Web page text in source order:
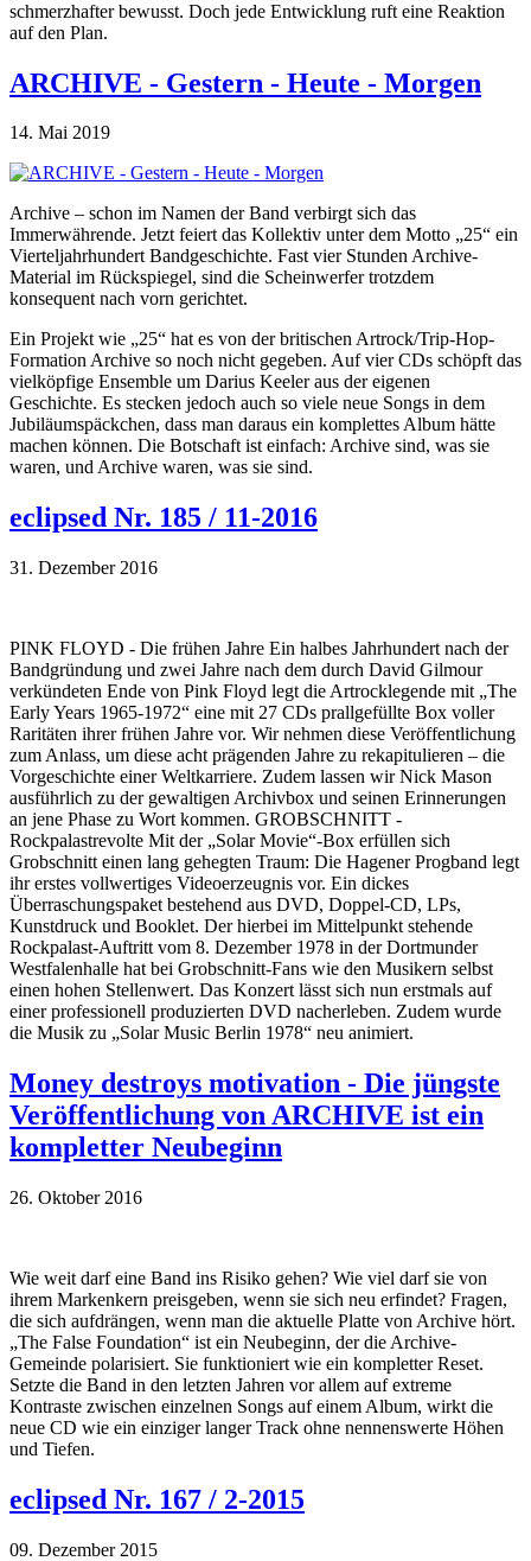
schmerzhafter bewusst. Doch jede Entwicklung ruft eine Reaktion
auf den Plan.
ARCHIVE - Gestern - Heute - Morgen
14. Mai 2019
Archive – schon im Namen der Band verbirgt sich das
Immerwährende. Jetzt feiert das Kollektiv unter dem Motto „25“ ein
Vierteljahrhundert Bandgeschichte. Fast vier Stunden Archive-
Material im Rückspiegel, sind die Scheinwerfer trotzdem
konsequent nach vorn gerichtet.
Ein Projekt wie „25“ hat es von der britischen Artrock/Trip-Hop-
Formation Archive so noch nicht gegeben. Auf vier CDs schöpft das
vielköpfige Ensemble um Darius Keeler aus der eigenen
Geschichte. Es stecken jedoch auch so viele neue Songs in dem
Jubiläumspäckchen, dass man daraus ein komplettes Album hätte
machen können. Die Botschaft ist einfach: Archive sind, was sie
waren, und Archive waren, was sie sind.
eclipsed Nr. 185 / 11-2016
31. Dezember 2016
PINK FLOYD - Die frühen Jahre Ein halbes Jahrhundert nach der
Bandgründung und zwei Jahre nach dem durch David Gilmour
verkündeten Ende von Pink Floyd legt die Artrocklegende mit „The
Early Years 1965-1972“ eine mit 27 CDs prallgefüllte Box voller
Raritäten ihrer frühen Jahre vor. Wir nehmen diese Veröffentlichung
zum Anlass, um diese acht prägenden Jahre zu rekapitulieren – die
Vorgeschichte einer Weltkarriere. Zudem lassen wir Nick Mason
ausführlich zu der gewaltigen Archivbox und seinen Erinnerungen
an jene Phase zu Wort kommen. GROBSCHNITT -
Rockpalastrevolte Mit der „Solar Movie“-Box erfüllen sich
Grobschnitt einen lang gehegten Traum: Die Hagener Progband legt
ihr erstes vollwertiges Videoerzeugnis vor. Ein dickes
Überraschungspaket bestehend aus DVD, Doppel-CD, LPs,
Kunstdruck und Booklet. Der hierbei im Mittelpunkt stehende
Rockpalast-Auftritt vom 8. Dezember 1978 in der Dortmunder
Westfalenhalle hat bei Grobschnitt-Fans wie den Musikern selbst
einen hohen Stellenwert. Das Konzert lässt sich nun erstmals auf
einer professionell produzierten DVD nacherleben. Zudem wurde
die Musik zu „Solar Music Berlin 1978“ neu animiert.
Money destroys motivation - Die jüngste
Veröffentlichung von ARCHIVE ist ein
kompletter Neubeginn
26. Oktober 2016
Wie weit darf eine Band ins Risiko gehen? Wie viel darf sie von
ihrem Markenkern preisgeben, wenn sie sich neu erfindet? Fragen,
die sich aufdrängen, wenn man die aktuelle Platte von Archive hört.
„The False Foundation“ ist ein Neubeginn, der die Archive-
Gemeinde polarisiert. Sie funktioniert wie ein kompletter Reset.
Setzte die Band in den letzten Jahren vor allem auf extreme
Kontraste zwischen einzelnen Songs auf einem Album, wirkt die
neue CD wie ein einziger langer Track ohne nennenswerte Höhen
und Tiefen.
eclipsed Nr. 167 / 2-2015
09. Dezember 2015